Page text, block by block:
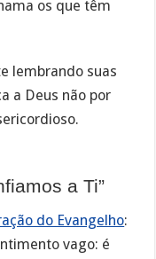
os que têm
lembrando suas
a Deus não por
a Ti”
do Evangelho:
vago: é